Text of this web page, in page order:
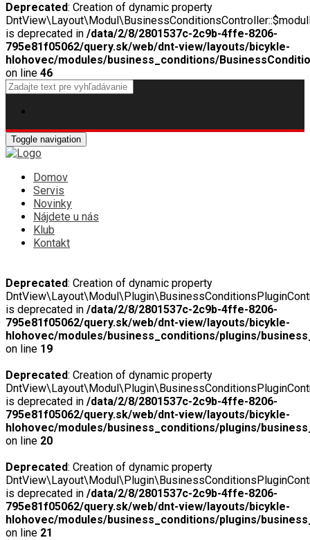
Deprecated: Creation of dynamic property
is deprecated in /data/2/8/2801537c-2c9b-4ffe-8206-
795e81f05062/query.sk/web/dnt-view/layouts/bicykle-
hlohovec/modules/business_conditions/
on line 46
Toggle navigation
Domov
Servis
Novinky
Nájdete u nás
Klub
Kontakt
Deprecated: Creation of dynamic property
is deprecated in /data/2/8/2801537c-2c9b-4ffe-8206-
795e81f05062/query.sk/web/dnt-view/layouts/bicykle-
hlohovec/modules/business_conditions/plugins/
on line 19
Deprecated: Creation of dynamic property
is deprecated in /data/2/8/2801537c-2c9b-4ffe-8206-
795e81f05062/query.sk/web/dnt-view/layouts/bicykle-
hlohovec/modules/business_conditions/plugins/
on line 20
Deprecated: Creation of dynamic property
is deprecated in /data/2/8/2801537c-2c9b-4ffe-8206-
795e81f05062/query.sk/web/dnt-view/layouts/bicykle-
hlohovec/modules/business_conditions/plugins/
on line 21